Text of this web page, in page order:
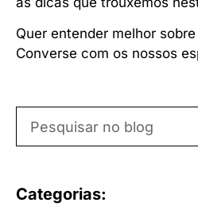
Quer entender melhor
Converse com os nossos
Categorias: